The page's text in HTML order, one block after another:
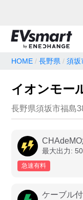
地名・観光スポッ
充電器の種類
急速充電器の
高速道路上の
HOME 長野県 須坂
イオンモー
長野県須坂市福島
最大出力: 50
急速有料
ケーブル